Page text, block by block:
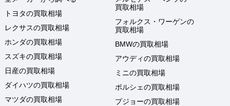
トヨタの買取相場
レクサスの買取相場
ホンダの買取相場
スズキの買取相場
日産の買取相場
ダイハツの買取相場
マツダの買取相場
買取相場
フォルクス・ワーゲンの
買取相場
BMWの買取相場
アウディの買取相場
ミニの買取相場
ポルシェの買取相場
プジョーの買取相場